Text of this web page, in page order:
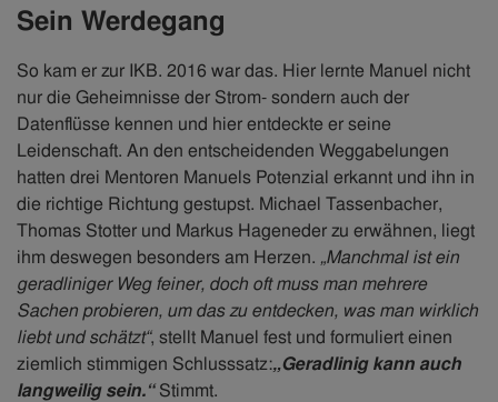
Sein Werdegang
So kam er zur IKB. 2016 war das. Hier lernte Manuel nicht
nur die Geheimnisse der Strom- sondern auch der
Datenflüsse kennen und hier entdeckte er seine
Leidenschaft. An den entscheidenden Weggabelungen
hatten drei Mentoren Manuels Potenzial erkannt und ihn in
die richtige Richtung gestupst. Michael Tassenbacher,
Thomas Stotter und Markus Hageneder zu erwähnen, liegt
ihm deswegen besonders am Herzen. „Manchmal ist ein
geradliniger Weg feiner, doch oft muss man mehrere
Sachen probieren, um das zu entdecken, was man wirklich
liebt und schätzt“, stellt Manuel fest und formuliert einen
ziemlich stimmigen Schlusssatz:„Geradlinig kann auch
langweilig sein.“Stimmt.